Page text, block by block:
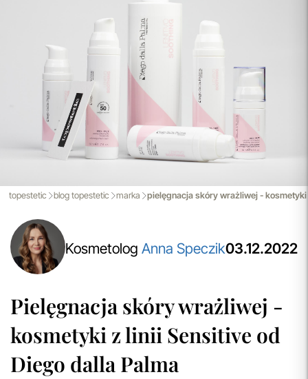
Porady Kosmetologów
Nowa jakość pielęgnacji z Topestetic! Skorzystaj z
indywidualnej konsultacji kosmetologicznej, która
pomoże Ci dobrać idealne produkty do potrzeb Twojej
skóry. Zaufaj naszym specjalistom i zadbaj o swoją cerę jak
nigdy dotąd!
przeczytaj więcej
Aktualizacja Regulaminów
Zmiany obowiązują od 27.04.2026.
terminie oznacza akceptację wprowadzonych zmian.
przeczytaj więcej
topestetic blog topestetic marka pielęgnacja skóry wrażliwej -
Kosmetolog Anna Speczik03.12.2022
Pielęgnacja skóry wrażliwej -
kosmetyki z linii Sensitive od
Diego dalla Palma